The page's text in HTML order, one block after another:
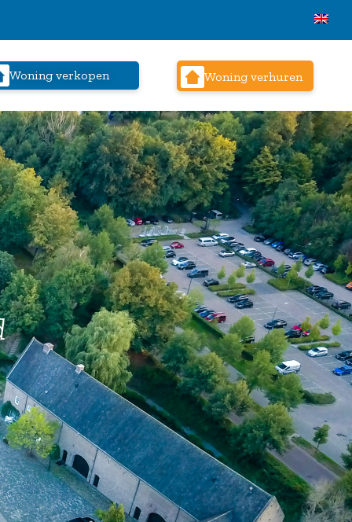
Woning verkopen Woning verhuren